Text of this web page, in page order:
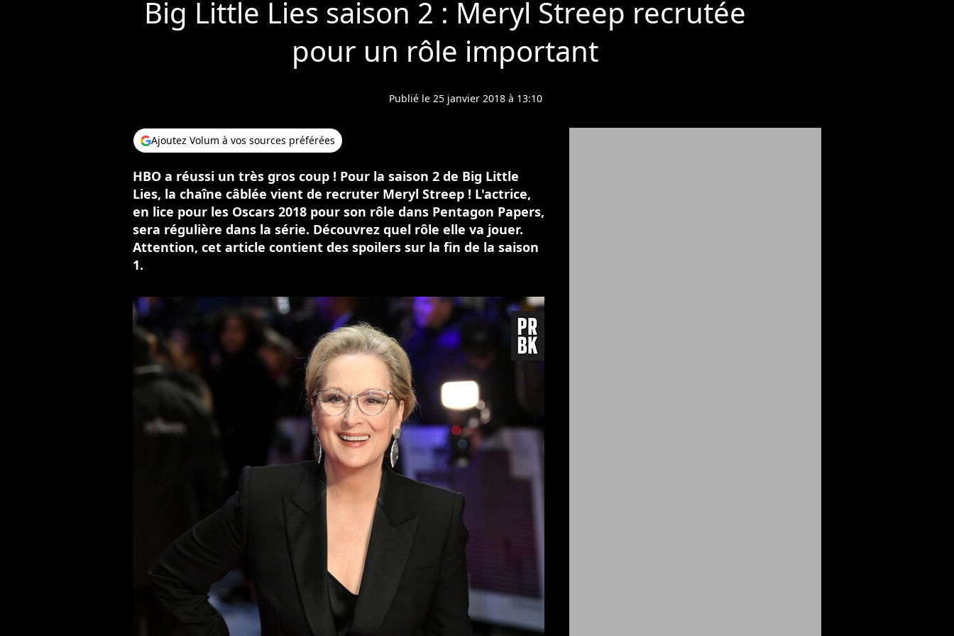
Big Little Lies saison 2 : Meryl Streep recrutée
pour un rôle important
Publié le 25 janvier 2018 à 13:10
Ajoutez Volum à vos sources préférées
HBO a réussi un très gros coup ! Pour la saison 2 de Big Little
Lies, la chaîne câblée vient de recruter Meryl Streep ! L'actrice,
en lice pour les Oscars 2018 pour son rôle dans Pentagon Papers,
sera régulière dans la série. Découvrez quel rôle elle va jouer.
Attention, cet article contient des spoilers sur la fin de la saison
1.